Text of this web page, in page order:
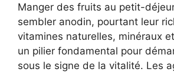
Manger des fruits au petit-
sembler anodin, pourtant leur
vitamines naturelles, minéraux
un pilier fondamental pour
sous le signe de la vitalité. Les